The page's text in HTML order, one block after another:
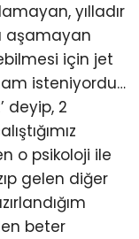
yılladır
aşamayan
için jet
isteniyordu…
deyip, 2
o psikoloji ile
gelen diğer
beter